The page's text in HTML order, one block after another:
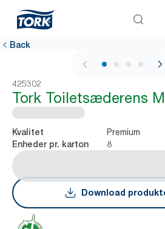
Back
1 / 4
425302
Tork Toiletsæderens
Kvalitet Premium
Enheder pr. karton 8
Download